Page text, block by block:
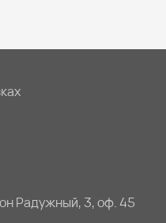
Радужный, 3, оф. 45